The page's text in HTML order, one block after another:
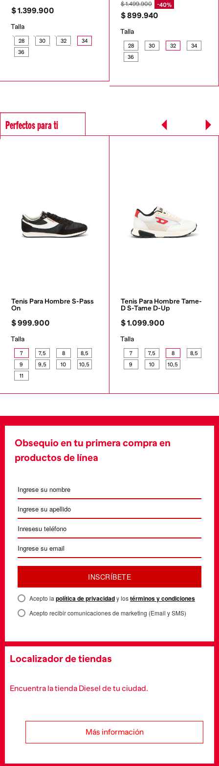
$1.399.900
Talla
28 30 32
34
36
$1.499.900 40%
$899.940
Talla
28 30 32
34
36
Perfectos para ti
Tenis Para Hombre S-Pass
On
$999.900
Talla
7 7,5 8
8,5
9
9,5 10
10,5
11
Tenis Para Hombre Tame-
D S-Tame D-Up
$1.099.900
Talla
7 7,5 8
8,5
9
10 10,5
Obsequio en tu primera compra en
productos de línea
INSCRÍBETE
Acepto la política de privacidady lostérminos y condiciones
Acepto recibir comunicaciones de marketing (Email y SMS)
Localizador de tiendas
Encuentra la tienda Diesel de tu ciudad.
Más información